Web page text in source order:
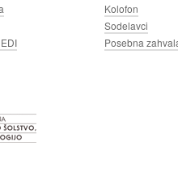
Kolofon
Sodelavci
Posebna